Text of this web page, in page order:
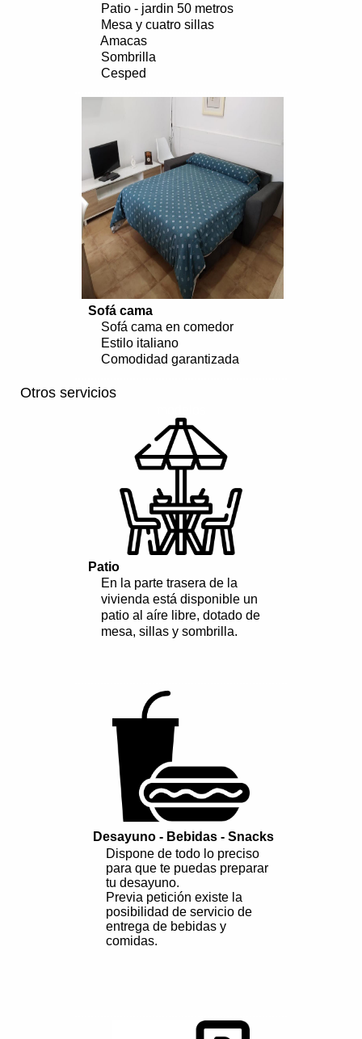
Patio - jardin 50 metros
Mesa y cuatro sillas
Amacas
Sombrilla
Cesped
Sofá cama
Sofá cama en comedor
Estilo italiano
Comodidad garantizada
Otros servicios
Patio
En la parte trasera de la
vivienda está disponible un
patio al aíre libre, dotado de
mesa, sillas y sombrilla.
Desayuno - Bebidas - Snacks
Dispone de todo lo preciso
para que te puedas preparar
tu desayuno.
Previa petición existe la
posibilidad de servicio de
entrega de bebidas y
comidas.